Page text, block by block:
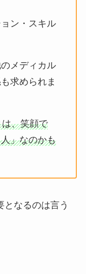
ン・スキル
メディカル
求められま
、笑顔で
」なのかも
となるのは言う